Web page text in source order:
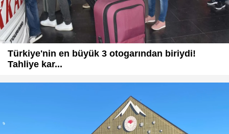
Türkiye'nin en büyük 3 otogarından biriydi!
Tahliye kar...